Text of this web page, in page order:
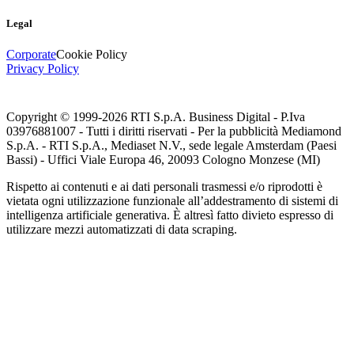
Legal
CorporateCookie Policy
Privacy Policy
Copyright © 1999-2026 RTI S.p.A. Business Digital - P.Iva
03976881007 - Tutti i diritti riservati - Per la pubblicità Mediamond
S.p.A. - RTI S.p.A., Mediaset N.V., sede legale Amsterdam (Paesi
Bassi) - Uffici Viale Europa 46, 20093 Cologno Monzese (MI)
Rispetto ai contenuti e ai dati personali trasmessi e/o riprodotti è
vietata ogni utilizzazione funzionale all’addestramento di sistemi di
intelligenza artificiale generativa. È altresì fatto divieto espresso di
utilizzare mezzi automatizzati di data scraping.